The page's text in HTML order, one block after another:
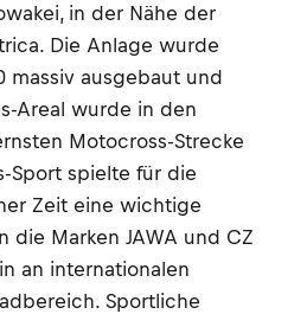
in der Nähe der
Die Anlage wurde
ausgebaut und
Areal wurde in den
Motocross-Strecke
Sport spielte für die
Zeit eine wichtige
die Marken JAWA und CZ
an internationalen
Sportliche